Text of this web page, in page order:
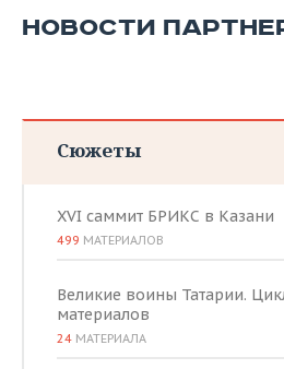
НОВОСТИ
Сюжеты
XVI саммит БРИКС в Казани
499 МАТЕРИАЛОВ
Великие воины Татарии.
материалов
24 МАТЕРИАЛА